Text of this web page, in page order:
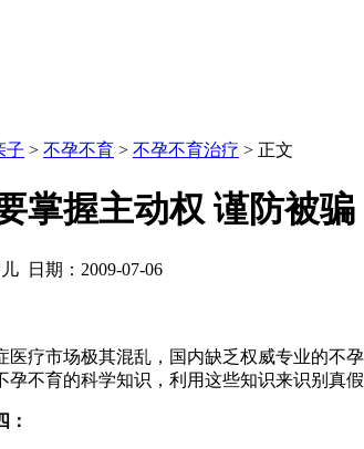
子 > 不孕不育 > 不孕不育治疗 > 正文
掌握主动权 谨防被骗
日期：2009-07-06
市场极其混乱，国内缺乏权威专业的不孕
孕不育的科学知识，利用这些知识来识别真
：